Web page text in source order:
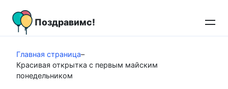
контенту
Поздравимс!
Главная страница–
Красивая открытка с первым майским
понедельником